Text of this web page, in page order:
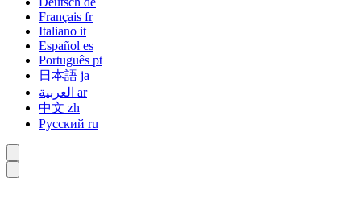
Français fr
Italiano it
Español es
Português pt
日本語 ja
ar
中文 zh
Русский ru